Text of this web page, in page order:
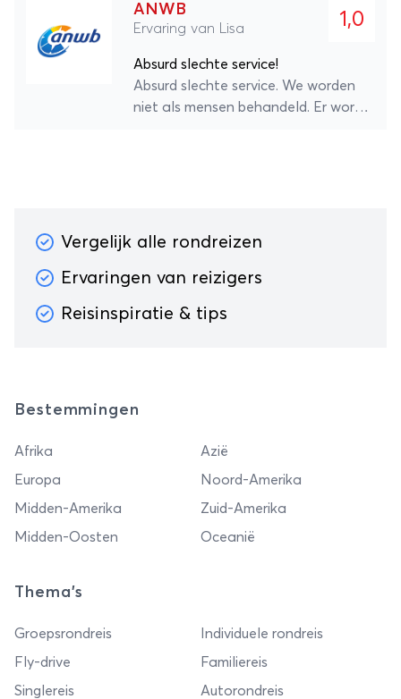
passende initiatieven. In de
beschrijving van de reis zaten
waardevolle tips die alleen insiders
kennen en ook de locatielinks waren
handig. Goed geregeld allemaal, ook
ANWB
Ervaring van Lisa 1,0
Absurd slechte service!
Absurd slechte service. We worden
niet als mensen behandeld. Er wordt
hotelovernachtingen nog niet eens
gedaan in de algemene voorwaarden
helpen maar dat kunnen ze zeker
een grote rommel werd. De ene
andere medewerker niet waar kan
maken. Een leidinggevende krijg je
sowieso in het water als je pech
onderweg hebt en lid van ANWB
Vergelijk alle rondreizen
Ervaringen van reizigers
Reisinspiratie & tips
Bestemmingen
Afrika
Azië
Europa
Noord-Amerika
Midden-Amerika
Zuid-Amerika
Midden-Oosten
Oceanië
Thema's
Groepsrondreis
Individuele rondreis
Fly-drive
Familiereis
Singlereis
Autorondreis